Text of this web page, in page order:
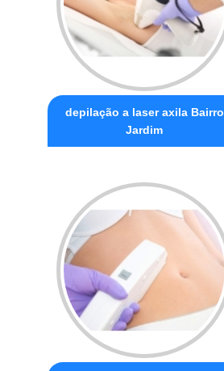
depilação a laser axila Bairro
Jardim